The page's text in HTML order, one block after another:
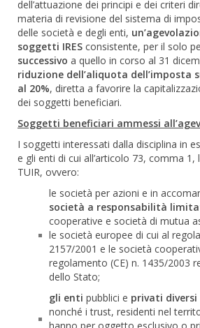
dell’attuazione dei principi e dei criteri
materia di revisione del sistema di
delle società e degli enti,
soggetti IRES consistente, per il solo
successivo a quello in corso al 31
riduzione dell’aliquota dell’imposta
al 20%, diretta a favorire la
dei soggetti beneficiari.
Soggetti beneficiari ammessi
I soggetti interessati dalla disciplina in
e gli enti di cui all’articolo 73, comma
TUIR, ovvero:
le società per azioni e in
società a responsabilità
cooperative e società di mutua
le società europee di cui al
2157/2001 e le società
regolamento (CE) n. 1435/2003
dello Stato;
gli enti pubblici e privati
nonché i trust, residenti nel